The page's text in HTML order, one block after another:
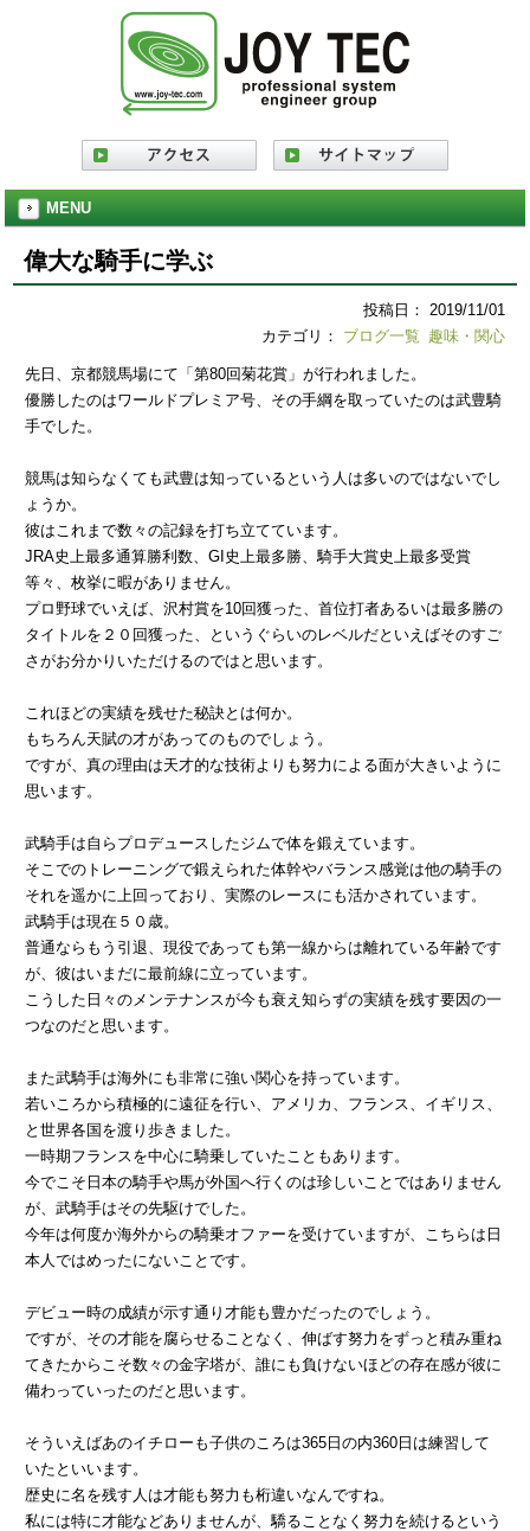
MENU
偉大な騎手に学ぶ
投稿日： 2019/11/01
カテゴリ： ブログ一覧 趣味・関心
先日、京都競馬場にて「第80回菊花賞」が行われました。
優勝したのはワールドプレミア号、その手綱を取っていたのは武豊騎
手でした。
競馬は知らなくても武豊は知っているという人は多いのではないでし
ょうか。
彼はこれまで数々の記録を打ち立てています。
JRA史上最多通算勝利数、GI史上最多勝、騎手大賞史上最多受賞
等々、枚挙に暇がありません。
プロ野球でいえば、沢村賞を10回獲った、首位打者あるいは最多勝の
タイトルを２０回獲った、というぐらいのレベルだといえばそのすご
さがお分かりいただけるのではと思います。
これほどの実績を残せた秘訣とは何か。
もちろん天賦の才があってのものでしょう。
ですが、真の理由は天才的な技術よりも努力による面が大きいように
思います。
武騎手は自らプロデュースしたジムで体を鍛えています。
そこでのトレーニングで鍛えられた体幹やバランス感覚は他の騎手の
それを遥かに上回っており、実際のレースにも活かされています。
武騎手は現在５０歳。
普通ならもう引退、現役であっても第一線からは離れている年齢です
が、彼はいまだに最前線に立っています。
こうした日々のメンテナンスが今も衰え知らずの実績を残す要因の一
つなのだと思います。
また武騎手は海外にも非常に強い関心を持っています。
若いころから積極的に遠征を行い、アメリカ、フランス、イギリス、
と世界各国を渡り歩きました。
一時期フランスを中心に騎乗していたこともあります。
今でこそ日本の騎手や馬が外国へ行くのは珍しいことではありません
が、武騎手はその先駆けでした。
今年は何度か海外からの騎乗オファーを受けていますが、こちらは日
本人ではめったにないことです。
デビュー時の成績が示す通り才能も豊かだったのでしょう。
ですが、その才能を腐らせることなく、伸ばす努力をずっと積み重ね
てきたからこそ数々の金字塔が、誰にも負けないほどの存在感が彼に
備わっていったのだと思います。
そういえばあのイチローも子供のころは365日の内360日は練習して
いたといいます。
歴史に名を残す人は才能も努力も桁違いなんですね。
私には特に才能などありませんが、驕ることなく努力を続けるという